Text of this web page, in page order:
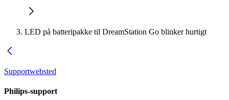
LED på batteripakke til DreamStation Go blinker hurtigt
Supportwebsted
Philips-support